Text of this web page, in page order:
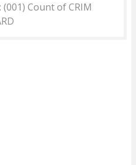
Count of CRIM